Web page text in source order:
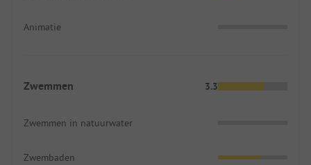
Animatie
Zwemmen 3.3
Zwemmen in natuurwater
Zwembaden